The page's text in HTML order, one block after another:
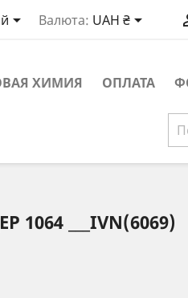
 Валюта: UAH ₴
ХИМИЯ ОПЛАТА
1064 ___IVN(6069)